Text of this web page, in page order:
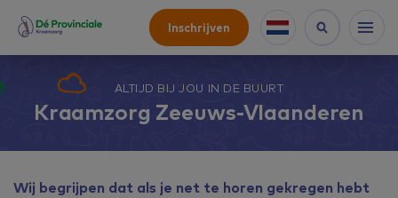
Inschrijven
ALTIJD BIJ JOU IN DE BUURT
Kraamzorg Zeeuws-Vlaanderen
Wij begrijpen dat als je net te horen gekregen hebt